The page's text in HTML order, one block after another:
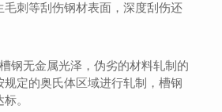
毛刺等刮伤钢材表面，深度刮伤还
钢无金属光泽，伪劣的材料轧制的
规定的奥氏体区域进行轧制，槽钢
。